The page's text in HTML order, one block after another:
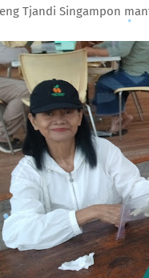
Tjandi Singampon